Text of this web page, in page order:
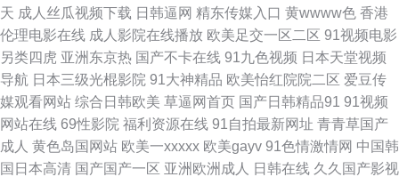
资源 后入大屁股 久久偷拍网站 免费观看日本 欧洲精品自线 操出轨少妇呻吟
国产精品蜜芽AV 韩日欧美好看剧 久操婷婷福利姬 欧美美逼 日本色天堂 日韩
三级专区 微拍啪啪啪 亚洲成人黄色 69大伊人 超碰人人爱人人做 国产天堂网
黄色网址链接 久久毛片 蜜芽淫秽网 青青草操逼视频 日本黄色大片操逼 日韩
天 成人丝瓜视频下载 日韩逼网 精东传媒入口 黄wwww色 香港
伦理电影在线 成人影院在线播放 欧美足交一区二区 91视频电影
另类四虎 亚洲东京热 国产不卡在线 91九色视频 日本天堂视频
导航 日本三级光棍影院 91大神精品 欧美怡红院院二区 爱豆传
媒观看网站 综合日韩欧美 草逼网首页 国产日韩精品91 91视频
网站在线 69性影院 福利资源在线 91自拍最新网址 青青草国产
成人 黄色岛国网站 欧美一xxxxx 欧美gayv 91色情激情网 中国韩
国日本高清 国产国产一区 亚洲欧洲成人 日韩在线 久久国产影视